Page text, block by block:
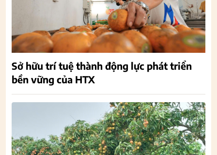
Sở hữu trí tuệ thành động lực phát triển
bền vững của HTX